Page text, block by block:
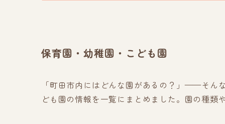
保育園・幼稚園・こども園
「町田市内にはどんな園があるの？」——そん
ども園の情報を一覧にまとめました。園の種